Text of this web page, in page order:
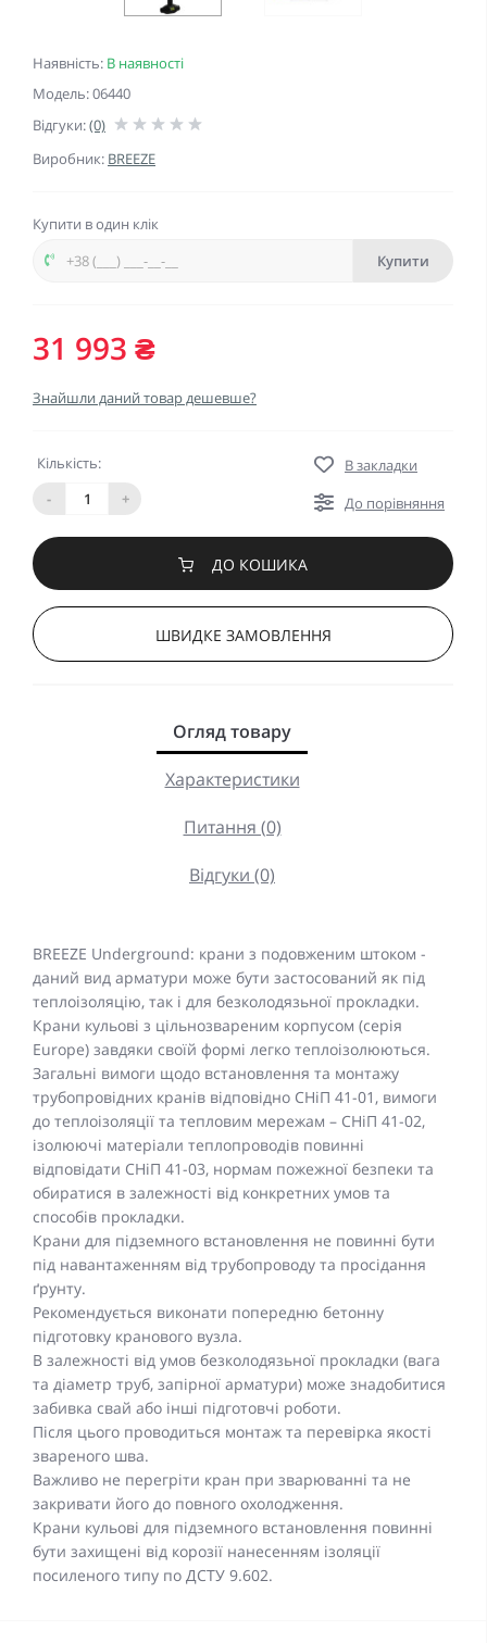
Наявність: В наявності
Модель: 06440
Відгуки:(0)
Виробник: BREEZE
Купити в один клік
Купити
31 993 ₴
Знайшли даний товар дешевше?
Кількість:
-
+
В закладки
До порівняння
ДО КОШИКА
ШВИДКЕ ЗАМОВЛЕННЯ
Огляд товару
Характеристики
Питання (0)
Відгуки (0)
BREEZE Underground: крани з подовженим штоком -
даний вид арматури може бути застосований як під
теплоізоляцію, так і для безколодязьної прокладки.
Крани кульові з цільнозвареним корпусом (серія
Europe) завдяки своїй формі легко теплоізолюються.
Загальні вимоги щодо встановлення та монтажу
трубопровідних кранів відповідно СНіП 41-01, вимоги
до теплоізоляції та тепловим мережам – СНіП 41-02,
ізолюючі матеріали теплопроводів повинні
відповідати СНіП 41-03, нормам пожежної безпеки та
обиратися в залежності від конкретних умов та
способів прокладки.
Крани для підземного встановлення не повинні бути
під навантаженням від трубопроводу та просідання
ґрунту.
Рекомендується виконати попередню бетонну
підготовку кранового вузла.
В залежності від умов безколодязьної прокладки (вага
та діаметр труб, запірної арматури) може знадобитися
забивка свай або інші підготовчі роботи.
Після цього проводиться монтаж та перевірка якості
звареного шва.
Важливо не перегріти кран при зварюванні та не
закривати його до повного охолодження.
Крани кульові для підземного встановлення повинні
бути захищені від корозії нанесенням ізоляції
посиленого типу по ДСТУ 9.602.